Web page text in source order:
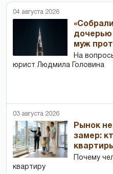
04 августа 2026
муж
На
юрист Людмила Головина
03 августа 2026
Рынок
замер:
Почему
квартиру